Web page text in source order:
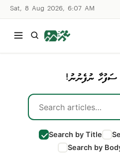
Sat, 8 Aug 2026, 6:07 AM
ސަފުހާ ނުފެނުނު!
Search by Title
Search by